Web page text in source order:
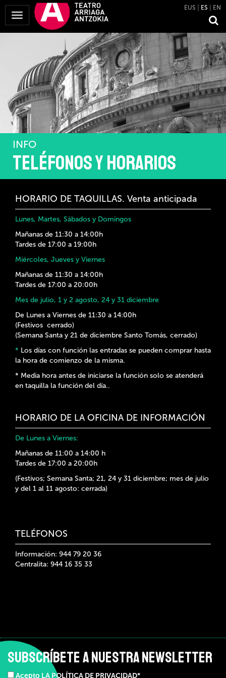
Mostrar
Menú
EUS ES EN
INFO
Teléfonos y horarios
HORARIO DE TAQUILLAS. Venta anticipada
Lunes, Martes, Sábados y Domingos
Mañanas de 11:30 a 14:00h
Tardes de 17:00 a 19:00h
Miércoles, Jueves y Viernes
Mañanas de 11:30 a 14:00h
Tardes de 17:00 a 20:00h
Mes de julio, 1 y 2 agosto, 24 y 31 diciembre
De Lunes a Viernes de 11:30 a 14:00h
(Festivos cerrado)
(Semana Santa y 21 de diciembre Santo Tomás, cerrado)
* Los días con función las entradas se pueden comprar hasta
la hora de comienzo de la misma.
* Media hora antes de iniciarse la función solo se atenderá
en taquilla la función del día..
HORARIO DE LA OFICINA DE INFORMACIÓN
De Lunes a Viernes:
Mañanas de 11:00 a 14:00 h
Tardes de 17:00 a 20:00h
(Festivos; Semana Santa; 21, 24 y 31 diciembre; mes de julio
y del 1 al 11 agosto: cerrada)
TELÉFONOS
Información: 944 79 20 36
Centralita: 944 16 35 33
SUBSCRÍBETE A NUESTRA NEWSLETTER
Acepto LA POLÍTICA DE PRIVACIDAD*